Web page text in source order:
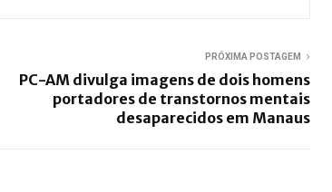
PRÓXIMA POSTAGEM
PC-AM divulga imagens de dois homens
portadores de transtornos mentais
desaparecidos em Manaus